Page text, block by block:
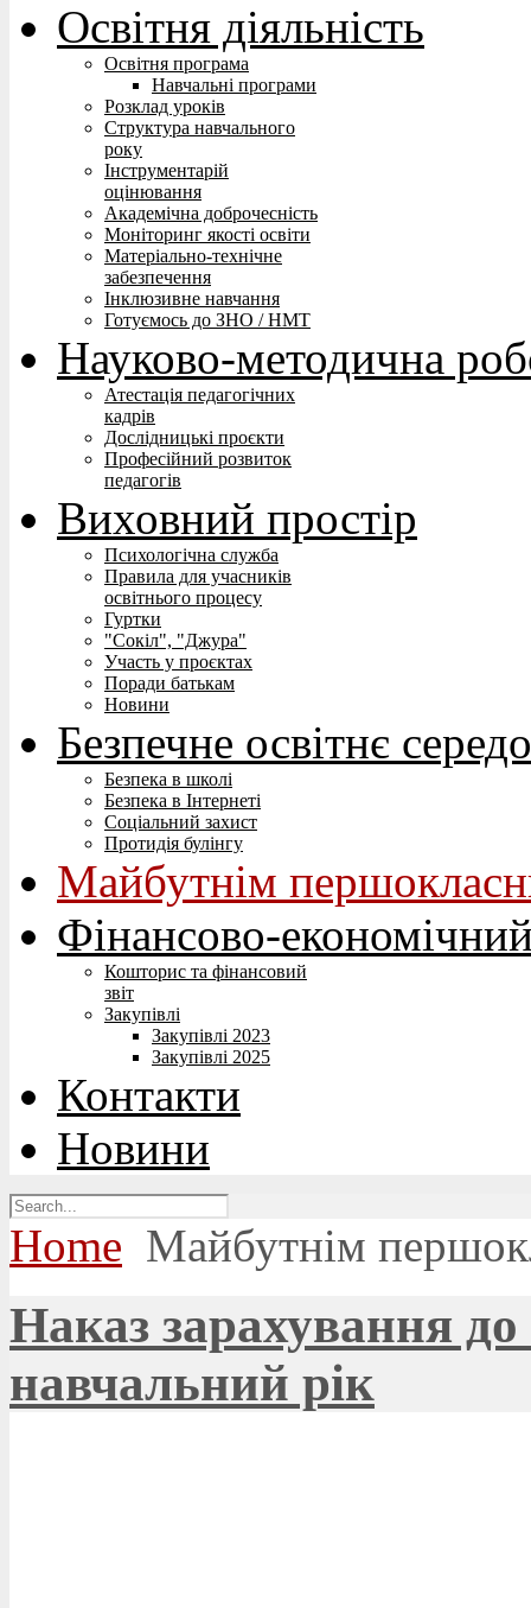
Освітня діяльність
Освітня програма
Навчальні програми
Розклад уроків
Структура навчального
року
Інструментарій
оцінювання
Академічна доброчесність
Моніторинг якості освіти
Матеріально-технічне
забезпечення
Інклюзивне навчання
Готуємось до ЗНО / НМТ
Науково-методична
Атестація педагогічних
кадрів
Дослідницькі проєкти
Професійний розвиток
педагогів
Виховний простір
Психологічна служба
Правила для учасників
освітнього процесу
Гуртки
"Сокіл", "Джура"
Участь у проєктах
Поради батькам
Новини
Безпечне освітнє
Безпека в школі
Безпека в Інтернеті
Соціальний захист
Протидія булінгу
Майбутнім
Фінансово-економічний
Кошторис та фінансовий
звіт
Закупівлі
Закупівлі 2023
Закупівлі 2025
Контакти
Новини
Home Майбутнім
Наказ зарахування
навчальний рік